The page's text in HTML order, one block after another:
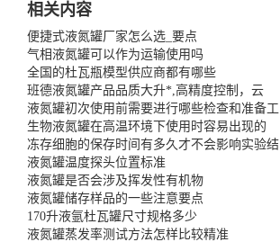
相关内容
便捷式液氮罐厂家怎么选_要点
气相液氮罐可以作为运输使用吗
全国的杜瓦瓶模型供应商都有哪些
班德液氮罐产品品质大升*,高精度控制，云
液氮罐初次使用前需要进行哪些检查和准备工
生物液氮罐在高温环境下使用时容易出现的
冻存细胞的保存时间有多久才不会影响实验结
液氮罐温度探头位置标准
液氮罐是否会涉及挥发性有机物
液氮罐储存样品的一些注意要点
170升液氩杜瓦罐尺寸规格多少
液氮罐蒸发率测试方法怎样比较精准